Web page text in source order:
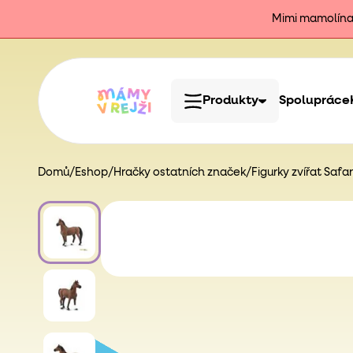
Mimi
Produkty Spolupráce
Domů/ Eshop/ Hračky ostatních značek/ Figurky zvířat